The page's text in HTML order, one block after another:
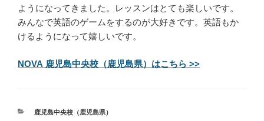
ようになってきました。レッスンはとても楽しいです。
みんなで英語のゲームをするのが大好きです。英語もか
けるようになって嬉しいです。
NOVA 鹿児島中央校（鹿児島県）はこちら >>
カ
鹿児島中央校（鹿児島県）